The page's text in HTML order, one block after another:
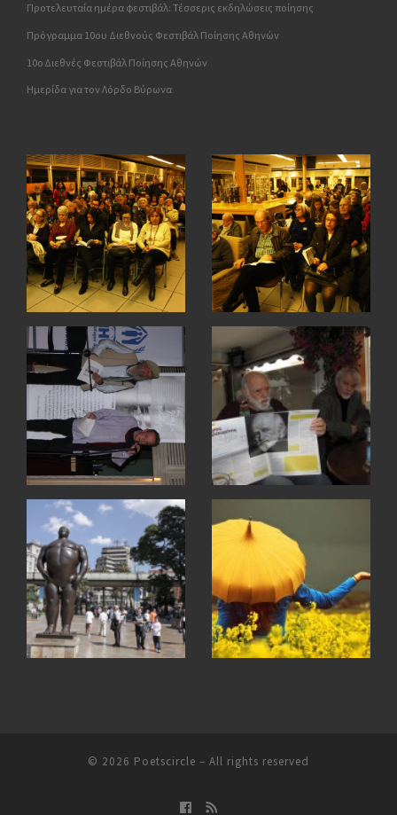
Προτελευταία ημέρα φεστιβάλ: Τέσσερις εκδηλώσεις ποίησης
Πρόγραμμα 10ου Διεθνούς Φεστιβάλ Ποίησης Αθηνών
10o Διεθνές Φεστιβάλ Ποίησης Αθηνών
Ημερίδα για τον Λόρδο Βύρωνα
© 2026 Poetscircle – All rights reserved